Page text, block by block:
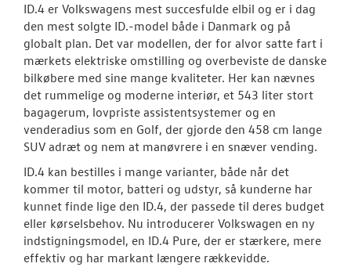
OM OS
RESERVEDELE
JOB OG
ID.4 er Volkswagens mest succesfulde elbil og er i dag
den mest solgte ID.-model både i Danmark og på
globalt plan. Det var modellen, der for alvor satte fart i
mærkets elektriske omstilling og overbeviste de danske
bilkøbere med sine mange kvaliteter. Her kan nævnes
det rummelige og moderne interiør, et 543 liter stort
bagagerum, lovpriste assistentsystemer og en
venderadius som en Golf, der gjorde den 458 cm lange
SUV adræt og nem at manøvrere i en snæver vending.
ID.4 kan bestilles i mange varianter, både når det
kommer til motor, batteri og udstyr, så kunderne har
kunnet finde lige den ID.4, der passede til deres budget
eller kørselsbehov. Nu introducerer Volkswagen en ny
indstigningsmodel, en ID.4 Pure, der er stærkere, mere
effektiv og har markant længere rækkevidde.